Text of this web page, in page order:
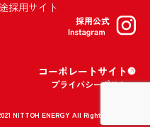
採用サイト
コーポレートサイト
プライバシーポリシー
NITTOH ENERGY All Right Reserved